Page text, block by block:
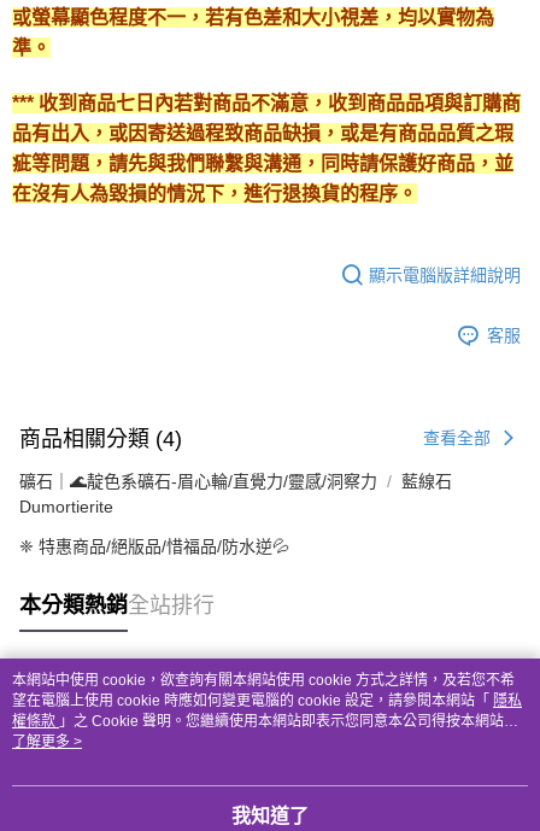
或螢幕顯色程度不一，若有色差和大小視差，均以實物為
準。
*** 收到商品七日內若對商品不滿意，收到商品品項與訂購商
品有出入，或因寄送過程致商品缺損，或是有商品品質之瑕
疵等問題，請先與我們聯繫與溝通，同時請保護好商品，並
在沒有人為毀損的情況下，進行退換貨的程序。
顯示電腦版詳細說明
客服
商品相關分類 (4) 查看全部
礦石｜🌊靛色系礦石-眉心輪/直覺力/靈感/洞察力
藍線石
Dumortierite
❈ 特惠商品/絕版品/惜福品/防水逆💦
本分類熱銷全站排行
熱門標籤
本網站中使用 cookie，欲查詢有關本網站使用 cookie 方式之詳情，及若您不希
望在電腦上使用 cookie 時應如何變更電腦的 cookie 設定，請參閱本網站「 隱私
權條款 」之 Cookie 聲明。您繼續使用本網站即表示您同意本公司得按本網站使
用條款之 Cookie 聲明使用 cookie。
了解更多 >
我知道了